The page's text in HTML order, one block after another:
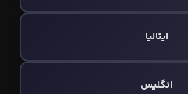
ایتالیا
انگلیس